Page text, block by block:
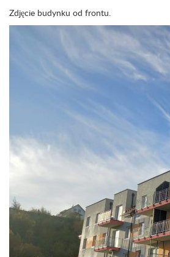
Zdjęcie budynku od frontu.